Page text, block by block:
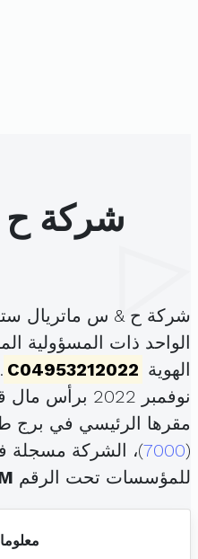
شركة ح
شركة ح & س ماتريال
الواحد ذات المسؤولية
الهوية C04953212022
نوفمبر 2022 برأس مال قدره
مقرها الرئيسي في برج
(
7000)، الشركة مسجلة
للمؤسسات تحت الرقم